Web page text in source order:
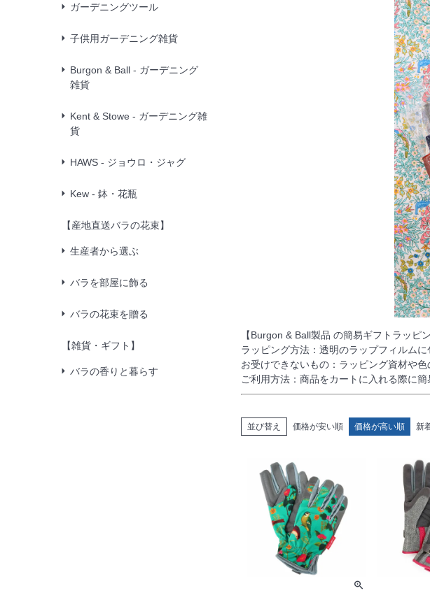
ガーデニングツール
子供用ガーデニング雑貨
Burgon & Ball - ガーデニング
雑貨
Kent & Stowe - ガーデニング雑
貨
HAWS - ジョウロ・ジャグ
Kew - 鉢・花瓶
【産地直送バラの花束】
生産者から選ぶ
バラを部屋に飾る
バラの花束を贈る
【雑貨・ギフト】
バラの香りと暮らす
【Burgon & Ball製品 の簡易ギフトラッピ
ラッピング方法：透明のラップフィルム
お受けできないもの：ラッピング資材や
ご利用方法：商品をカートに入れる際に
並び替え 価格が安い順 価格が高い順 新